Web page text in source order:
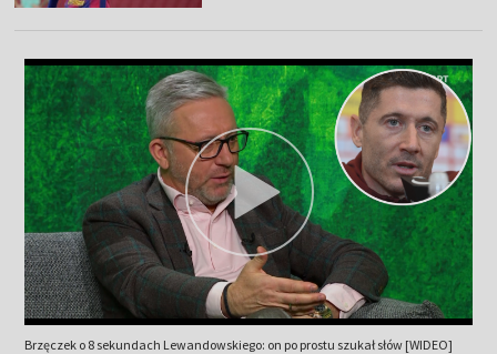
Brzęczek o 8 sekundach Lewandowskiego: on po prostu szukał słów [WIDEO]